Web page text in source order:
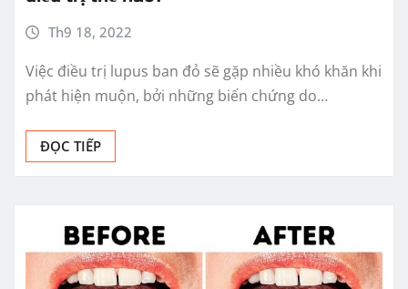
Th9 18, 2022
Việc điều trị lupus ban đỏ sẽ gặp nhiều khó khăn khi
phát hiện muộn, bởi những biến chứng do…
ĐỌC TIẾP